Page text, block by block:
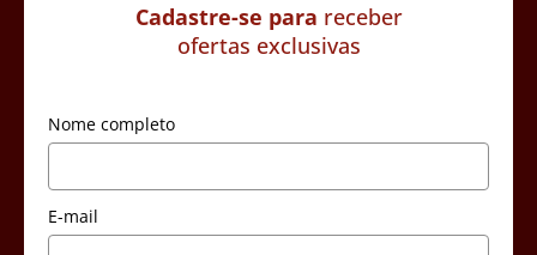
Cadastre-se para receber
ofertas exclusivas
Nome completo
E-mail